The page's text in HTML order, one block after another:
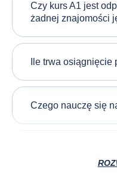
Czy kurs A1 jest
żadnej znajomości
Ile trwa osiągnięcie
Czego nauczę się